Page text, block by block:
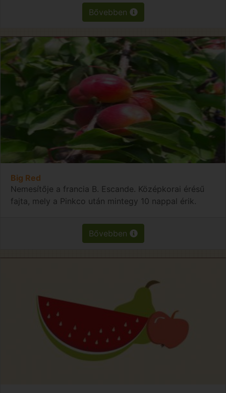
Bővebben
Big Red
Nemesítője a francia B. Escande. Középkorai érésű
fajta, mely a Pinkco után mintegy 10 nappal érik.
Bővebben